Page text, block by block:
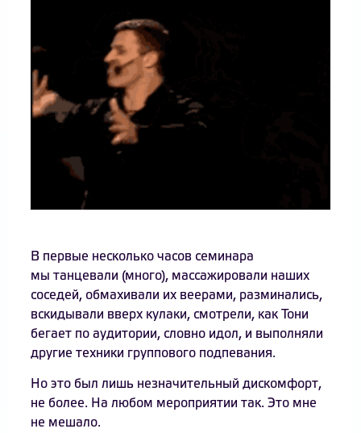
В первые несколько часов семинара
мы танцевали (много), массажировали наших
соседей, обмахивали их веерами, разминались,
вскидывали вверх кулаки, смотрели, как Тони
бегает по аудитории, словно идол, и выполняли
другие техники группового подпевания.
Но это был лишь незначительный дискомфорт,
не более. На любом мероприятии так. Это мне
не мешало.